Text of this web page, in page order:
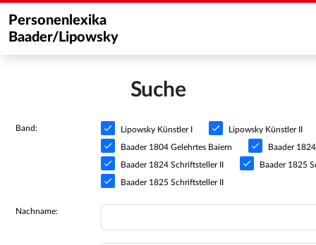
Personenlexika
Baader/Lipowsky
Suche
Band: Lipowsky Künstler I Lipowsky Künstler II
Baader 1804 Gelehrtes Baiern Baader
Baader 1824 Schriftsteller II Baader 1825
Baader 1825 Schriftsteller II
Nachname: